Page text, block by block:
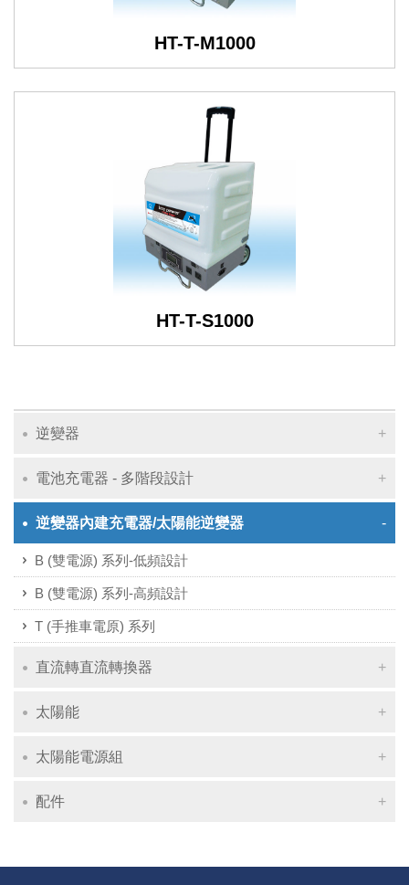
HT-T-M1000
HT-T-S1000
逆變器
電池充電器 - 多階段設計
逆變器內建充電器/太陽能逆變器
B (雙電源) 系列-低頻設計
B (雙電源) 系列-高頻設計
T (手推車電原) 系列
直流轉直流轉換器
太陽能
太陽能電源組
配件